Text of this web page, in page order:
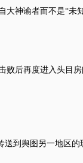
神谕者而不是“未
后再度进入头目房
到舆图另一地区的